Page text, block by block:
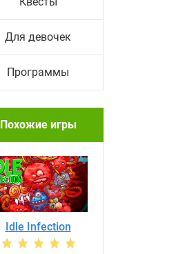
Для девочек
Программы
Похожие игры
Idle Infection